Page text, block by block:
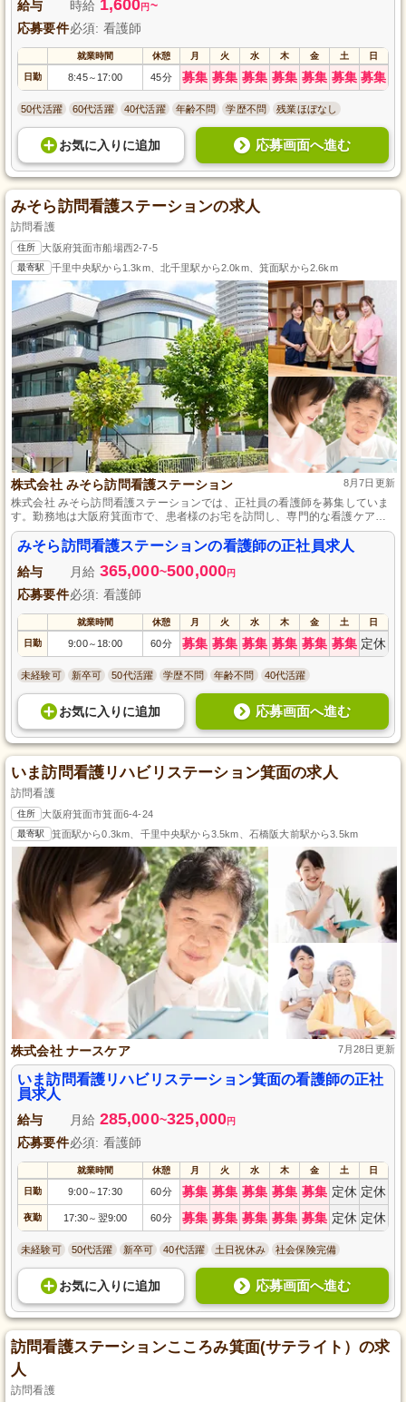
給与 時給 1,600円 ~
応募要件必須: 看護師
就業時間 休憩 月 火 水 木 金 土 日
日勤 8:45～ 17:00 45分 募集 募集 募集 募集 募集 募集 募集
50代活躍 60代活躍 40代活躍 年齢不問 学歴不問 残業ほぼなし
お気に入り に追加 応募画面へ進む
みそら訪問看護ステーションの求人
訪問看護
住所 大阪府箕面市船場西2-7-5
最寄駅 千里中央駅から1.3km、北千里駅から2.0km、箕面駅から2.6km
株式会社 みそら訪問看護ステーション 8月7日更新
株式会社 みそら訪問看護ステーションでは、正社員の看護師を募集していま
す。勤務地は大阪府箕面市で、患者様のお宅を訪問し、専門的な看護ケアを
提供するお仕事です。地域密着型で、人々の生活を支えるやりがいのある環
境です。看護師として、これまでの経験を活かしながら、さらなる成長を目
指す方をお待ちしています。資格や経験は問いませんので、どなたでもご応
募いただけます。詳細はお気軽にお問い合わせください。
みそら訪問看護ステーションの看護師の正社員求人
給与 月給 365,000~500,000円
応募要件必須: 看護師
就業時間 休憩 月 火 水 木 金 土 日
日勤 9:00～ 18:00 60分 募集 募集 募集 募集 募集 募集 定休
未経験可 新卒可 50代活躍 学歴不問 年齢不問 40代活躍
お気に入り に追加 応募画面へ進む
いま訪問看護リハビリステーション箕面の求人
訪問看護
住所 大阪府箕面市箕面6-4-24
最寄駅 箕面駅から0.3km、千里中央駅から3.5km、石橋阪大前駅から3.5km
株式会社 ナースケア 7月28日更新
いま訪問看護リハビリステーション箕面の看護師の正社
員求人
給与 月給 285,000~325,000円
応募要件必須: 看護師
就業時間 休憩 月 火 水 木 金 土 日
日勤 9:00～ 17:30 60分 募集 募集 募集 募集 募集 定休 定休
夜勤 17:30～ 翌9:00 60分 募集 募集 募集 募集 募集 定休 定休
未経験可 50代活躍 新卒可 40代活躍 土日祝休み 社会保険完備
お気に入り に追加 応募画面へ進む
訪問看護ステーションこころみ箕面(サテライト）の求
人
訪問看護